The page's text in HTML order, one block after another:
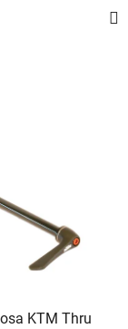
KTM Thru